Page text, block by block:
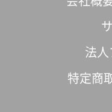
法人
特定商